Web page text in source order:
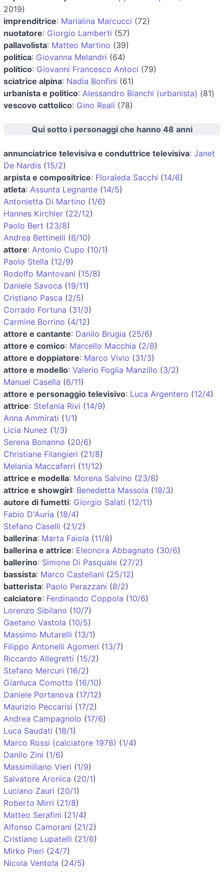
2019)
imprenditrice: Marialina Marcucci (72)
nuotatore: Giorgio Lamberti (57)
pallavolista: Matteo Martino (39)
politica: Giovanna Melandri (64)
politico: Giovanni Francesco Antoci (79)
sciatrice alpina: Nadia Bonfini (61)
urbanista e politico: Alessandro Bianchi (urbanista) (81)
vescovo cattolico: Gino Reali (78)
Qui sotto i personaggi che hanno 48 anni
annunciatrice televisiva e conduttrice televisiva: Janet
De Nardis (15/2)
arpista e compositrice: Floraleda Sacchi (14/6)
atleta: Assunta Legnante (14/5)
Antonietta Di Martino (1/6)
Hannes Kirchler (22/12)
Paolo Bert (23/8)
Andrea Bettinelli (6/10)
attore: Antonio Cupo (10/1)
Paolo Stella (12/9)
Rodolfo Mantovani (15/8)
Daniele Savoca (19/11)
Cristiano Pasca (2/5)
Corrado Fortuna (31/3)
Carmine Borrino (4/12)
attore e cantante: Danilo Brugia (25/6)
attore e comico: Marcello Macchia (2/8)
attore e doppiatore: Marco Vivio (31/3)
attore e modello: Valerio Foglia Manzillo (3/2)
Manuel Casella (6/11)
attore e personaggio televisivo: Luca Argentero (12/4)
attrice: Stefania Rivi (14/9)
Anna Ammirati (1/1)
Licia Nunez (1/3)
Serena Bonanno (20/6)
Christiane Filangieri (21/8)
Melania Maccaferri (11/12)
attrice e modella: Morena Salvino (23/8)
attrice e showgirl: Benedetta Massola (18/3)
autore di fumetti: Giorgio Salati (12/11)
Fabio D'Auria (18/4)
Stefano Caselli (21/2)
ballerina: Marta Faiola (11/8)
ballerina e attrice: Eleonora Abbagnato (30/6)
ballerino: Simone Di Pasquale (27/2)
bassista: Marco Castellani (25/12)
batterista: Paolo Perazzani (8/2)
calciatore: Ferdinando Coppola (10/6)
Lorenzo Sibilano (10/7)
Gaetano Vastola (10/5)
Massimo Mutarelli (13/1)
Filippo Antonelli Agomeri (13/7)
Riccardo Allegretti (15/2)
Stefano Mercuri (16/2)
Gianluca Comotto (16/10)
Daniele Portanova (17/12)
Maurizio Peccarisi (17/2)
Andrea Campagnolo (17/6)
Luca Saudati (18/1)
Marco Rossi (calciatore 1978) (1/4)
Danilo Zini (1/6)
Massimiliano Vieri (1/9)
Salvatore Aronica (20/1)
Luciano Zauri (20/1)
Roberto Mirri (21/8)
Matteo Serafini (21/4)
Alfonso Camorani (21/2)
Cristiano Lupatelli (21/6)
Mirko Pieri (24/7)
Nicola Ventola (24/5)